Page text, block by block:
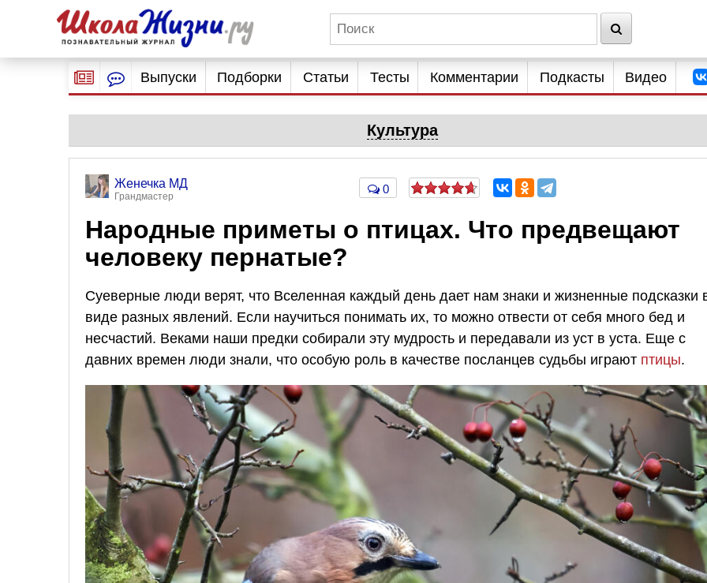
Выпуски Подборки Статьи Тесты Комментарии Подкасты Видео
Культура
Женечка МД
Грандмастер
0
Народные приметы о птицах. Что предвещают
человеку пернатые?
Суеверные люди верят, что Вселенная каждый день дает нам знаки и жизненные подсказки
виде разных явлений. Если научиться понимать их, то можно отвести от себя много бед и
несчастий. Веками наши предки собирали эту мудрость и передавали из уст в уста. Еще с
давних времен люди знали, что особую роль в качестве посланцев судьбы играют птицы.